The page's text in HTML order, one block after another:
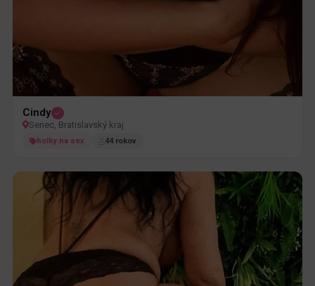
Cindy
Senec, Bratislavský kraj
holky na sex 44 rokov